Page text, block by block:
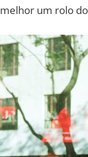
melhor um rolo